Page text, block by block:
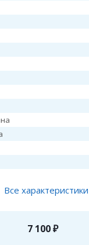
Все характеристики
7 100₽